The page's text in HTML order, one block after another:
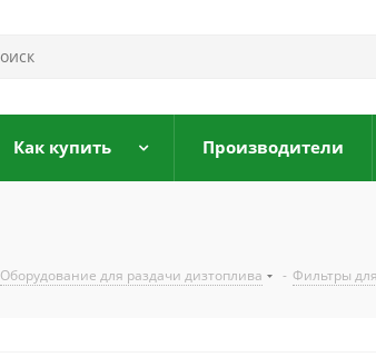
Как купить Производители
Оборудование для раздачи дизтоплива - Фильтры